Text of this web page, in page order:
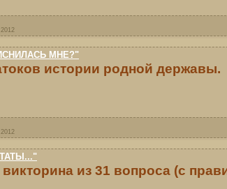
МНЕ?"
истории родной державы.
из 31 вопроса (с